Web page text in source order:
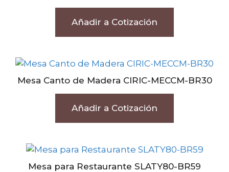
Añadir a Cotización
Mesa Canto de Madera CIRIC-MECCM-BR30
Añadir a Cotización
Mesa para Restaurante SLATY80-BR59